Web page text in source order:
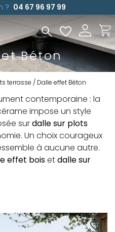
? 04 67 96 97 99
Béton
terrasse Dalle effet Béton
contemporaine : la
impose un style
surdalle sur plots
Un choix courageux
à aucune autre.
effet boisetdalle sur
favorite_border